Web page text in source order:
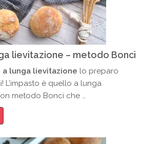
lievitazione – metodo Bonci
a lunga lievitazione lo preparo
L’impasto è quello a lunga
metodo Bonci che …